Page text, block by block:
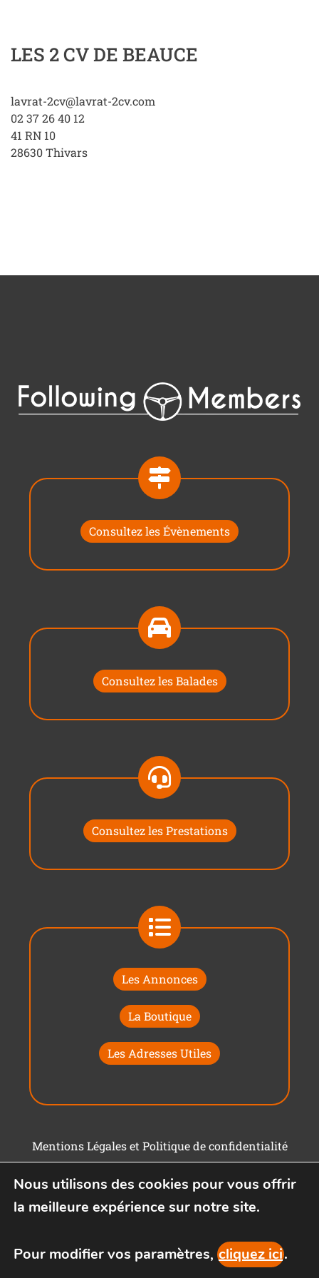
LES 2 CV DE BEAUCE
lavrat-2cv@lavrat-2cv.com
02 37 26 40 12
41 RN 10
28630Thivars
Consultez les Évènements
Consultez les Balades
Consultez les Prestations
Les Annonces
La Boutique
Les Adresses Utiles
Mentions Légales et Politique de confidentialité
Nous utilisons des cookies pour vous offrir
la meilleure expérience sur notre site.
Pour modifier vos paramètres, cliquez ici.